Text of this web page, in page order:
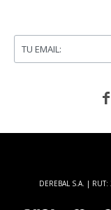

DEREBAL S.A. |